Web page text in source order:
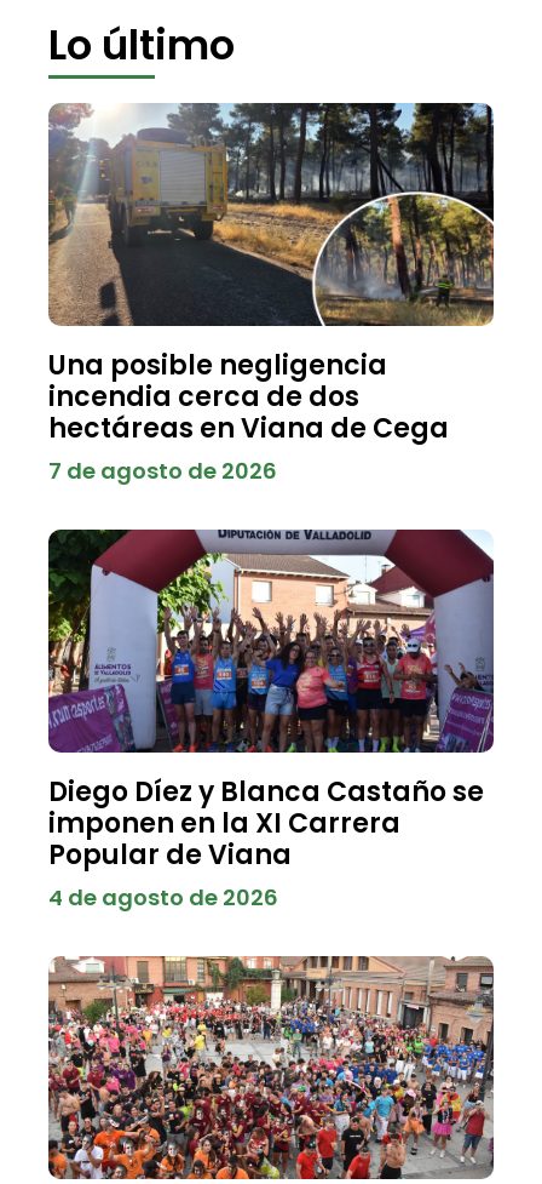
Lo último
Una posible negligencia
incendia cerca de dos
hectáreas en Viana de Cega
7 de agosto de 2026
Diego Díez y Blanca Castaño se
imponen en la XI Carrera
Popular de Viana
4 de agosto de 2026